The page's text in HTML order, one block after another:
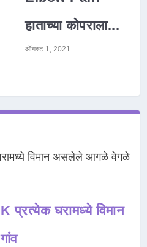
हाताच्या कोपराला...
ऑगस्ट 1, 2021
घरामध्ये विमान